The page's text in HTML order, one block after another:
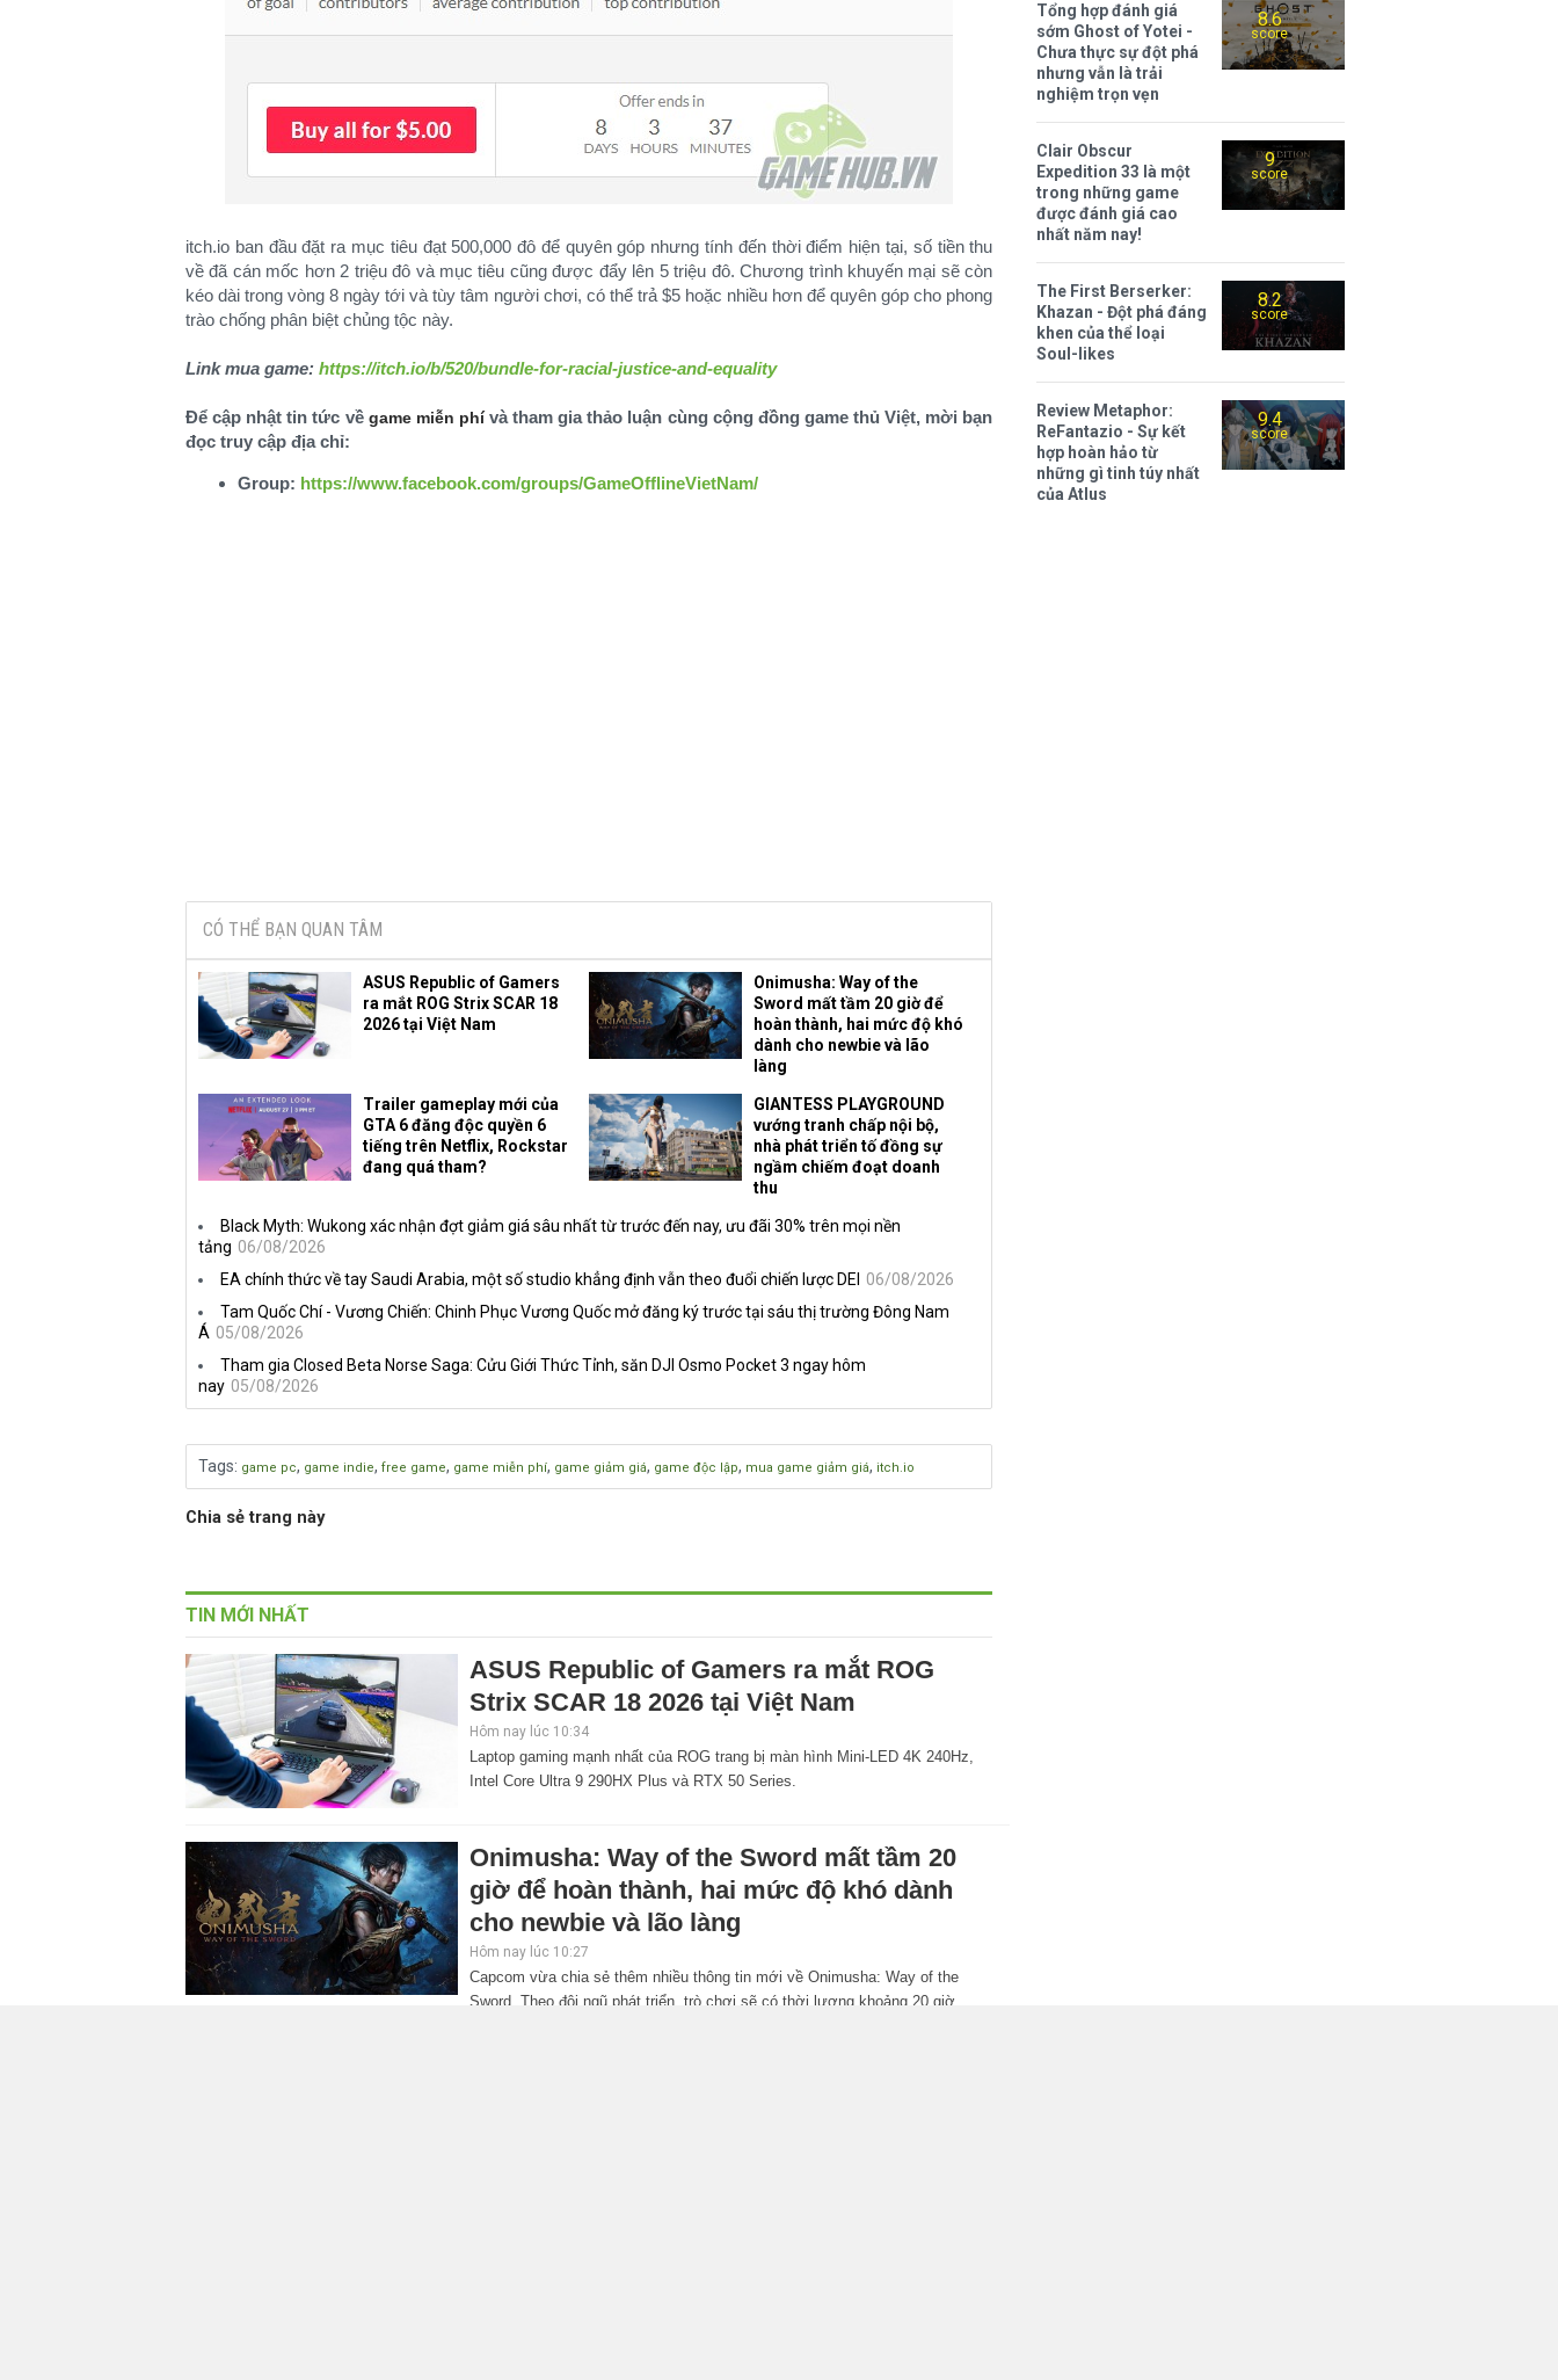
itch.io ban đầu đặt ra mục tiêu đạt 500,000 đô để quyên góp nhưng tính đến thời điểm hiện tại, số tiền thu
về đã cán mốc hơn 2 triệu đô và mục tiêu cũng được đẩy lên 5 triệu đô. Chương trình khuyến mại sẽ còn
kéo dài trong vòng 8 ngày tới và tùy tâm người chơi, có thể trả $5 hoặc nhiều hơn để quyên góp cho phong
trào chống phân biệt chủng tộc này.
Link mua game: https://itch.io/b/520/bundle-for-racial-justice-and-equality
Để cập nhật tin tức về game miễn phívà tham gia thảo luận cùng cộng đồng game thủ Việt, mời bạn
đọc truy cập địa chỉ:
Group: https://www.facebook.com/groups/GameOfflineVietNam/
CÓ THỂ BẠN QUAN TÂM
ASUS Republic of Gamers
ra mắt ROG Strix SCAR 18
2026 tại Việt Nam
Onimusha: Way of the
Sword mất tầm 20 giờ để
hoàn thành, hai mức độ khó
dành cho newbie và lão
làng
Trailer gameplay mới của
GTA 6 đăng độc quyền 6
tiếng trên Netflix, Rockstar
đang quá tham?
GIANTESS PLAYGROUND
vướng tranh chấp nội bộ,
nhà phát triển tố đồng sự
ngầm chiếm đoạt doanh
thu
Black Myth: Wukong xác nhận đợt giảm giá sâu nhất từ trước đến nay, ưu đãi 30% trên mọi nền
tảng 06/08/2026
EA chính thức về tay Saudi Arabia, một số studio khẳng định vẫn theo đuổi chiến lược DEI
06/08/2026
Tam Quốc Chí - Vương Chiến: Chinh Phục Vương Quốc mở đăng ký trước tại sáu thị trường Đông Nam
Á 05/08/2026
Tham gia Closed Beta Norse Saga: Cửu Giới Thức Tỉnh, săn DJI Osmo Pocket 3 ngay hôm
nay 05/08/2026
Tags: game pc, game indie, free game, game miễn phí, game giảm giá, game độc lập, mua game giảm giá, itch.io
Chia sẻ trang này
TIN MỚI NHẤT
ASUS Republic of Gamers ra mắt ROG
Strix SCAR 18 2026 tại Việt Nam
Hôm nay lúc 10:34
Laptop gaming mạnh nhất của ROG trang bị màn hình Mini-LED 4K 240Hz,
Intel Core Ultra 9 290HX Plus và RTX 50 Series.
Onimusha: Way of the Sword mất tầm 20
giờ để hoàn thành, hai mức độ khó dành
cho newbie và lão làng
Hôm nay lúc 10:27
Capcom vừa chia sẻ thêm nhiều thông tin mới về Onimusha: Way of the
Sword. Theo đội ngũ phát triển, trò chơi sẽ có thời lượng khoảng 20 giờ,
8.6
score
Tổng hợp đánh giá
sớm Ghost of Yotei -
Chưa thực sự đột phá
nhưng vẫn là trải
nghiệm trọn vẹn
9
score
Clair Obscur
Expedition 33 là một
trong những game
được đánh giá cao
nhất năm nay!
8.2
score
The First Berserker:
Khazan - Đột phá đáng
khen của thể loại
Soul-likes
9.4
score
Review Metaphor:
ReFantazio - Sự kết
hợp hoàn hảo từ
những gì tinh túy nhất
của Atlus